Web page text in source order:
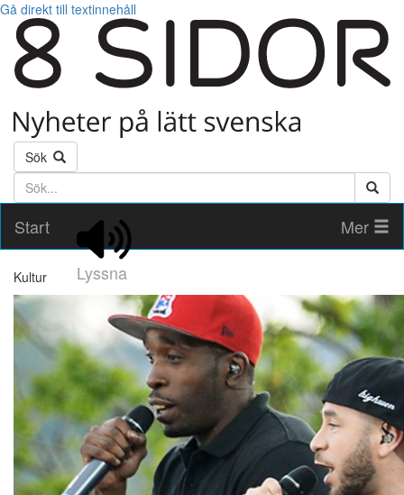
Gå direkt till textinnehåll
Sök
Söktext
Start
Lyssna
Mer
Kultur